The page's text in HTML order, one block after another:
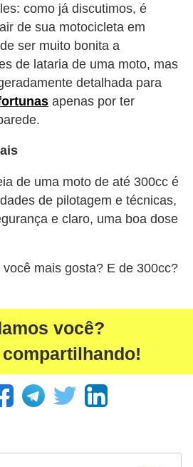
como já discutimos, é
de sua motocicleta em
ser muito bonita a
de lataria de uma moto, mas
detalhada para
apenas por ter
de uma moto de até 300cc é
de pilotagem e técnicas,
e claro, uma boa dose
mais gosta? E de 300cc?
você?